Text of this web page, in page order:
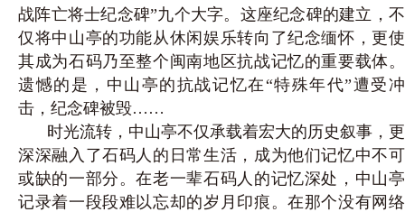
战阵亡将士纪念碑”九个大字。这座纪念碑的建立，不
仅将中山亭的功能从休闲娱乐转向了纪念缅怀，更使
其成为石码乃至整个闽南地区抗战记忆的重要载体。
遗憾的是，中山亭的抗战记忆在“特殊年代”遭受冲
击，纪念碑被毁……
时光流转，中山亭不仅承载着宏大的历史叙事，更
深深融入了石码人的日常生活，成为他们记忆中不可
或缺的一部分。在老一辈石码人的记忆深处，中山亭
记录着一段段难以忘却的岁月印痕。在那个没有网络